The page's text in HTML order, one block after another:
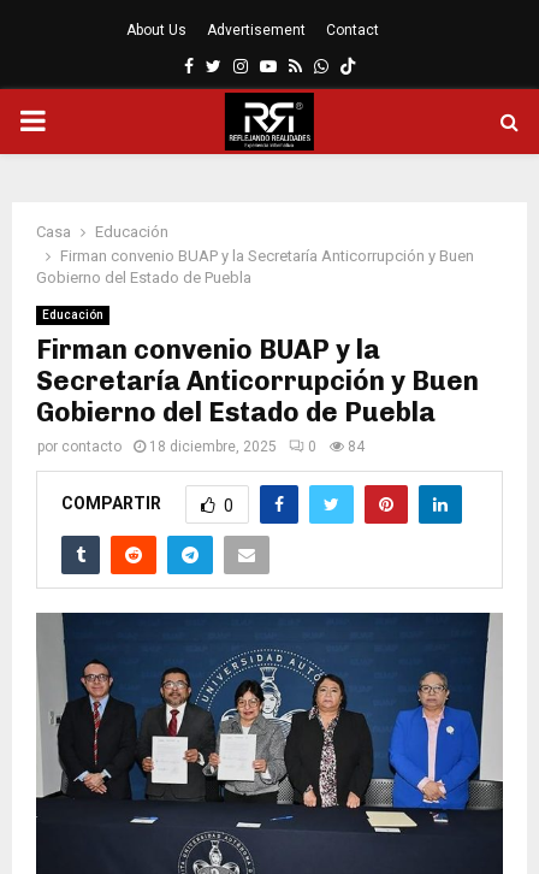
About Us Advertisement Contact
Facebook
Twitter
Instagram
Youtube
RssWhatsapp
MENÚ
Casa
Educación
Firman convenio BUAP y la Secretaría Anticorrupción y Buen
Gobierno del Estado de Puebla
Educación
Firman convenio BUAP y la
Secretaría Anticorrupción y Buen
Gobierno del Estado de Puebla
por contacto 18 diciembre, 2025 0 84
COMPARTIR 0